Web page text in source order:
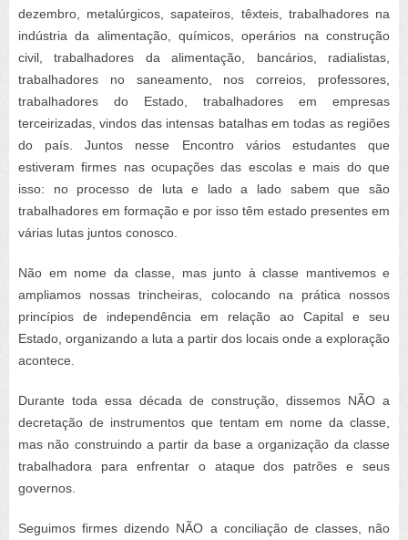
dezembro, metalúrgicos, sapateiros, têxteis, trabalhadores na
indústria da alimentação, químicos, operários na construção
civil, trabalhadores da alimentação, bancários, radialistas,
trabalhadores no saneamento, nos correios, professores,
trabalhadores do Estado, trabalhadores em empresas
terceirizadas, vindos das intensas batalhas em todas as regiões
do país. Juntos nesse Encontro vários estudantes que
estiveram firmes nas ocupações das escolas e mais do que
isso: no processo de luta e lado a lado sabem que são
trabalhadores em formação e por isso têm estado presentes em
várias lutas juntos conosco.
Não em nome da classe, mas junto à classe mantivemos e
ampliamos nossas trincheiras, colocando na prática nossos
princípios de independência em relação ao Capital e seu
Estado, organizando a luta a partir dos locais onde a exploração
acontece.
Durante toda essa década de construção, dissemos NÃO a
decretação de instrumentos que tentam em nome da classe,
mas não construindo a partir da base a organização da classe
trabalhadora para enfrentar o ataque dos patrões e seus
governos.
Seguimos firmes dizendo NÃO a conciliação de classes, não